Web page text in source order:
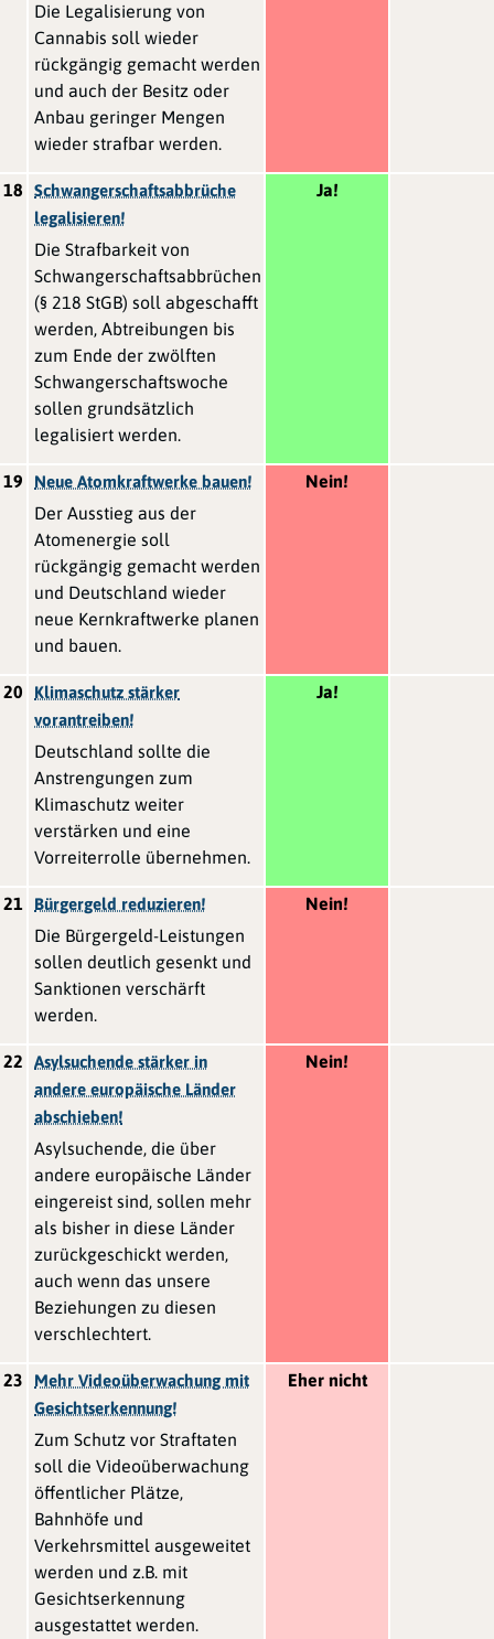
Die Legalisierung von
Cannabis soll wieder
rückgängig gemacht werden
und auch der Besitz oder
Anbau geringer Mengen
wieder strafbar werden.
18
Schwangerschaftsabbrüche
legalisieren!
Die Strafbarkeit von
Schwangerschaftsabbrüchen
(§ 218 StGB) soll abgeschafft
werden, Abtreibungen bis
zum Ende der zwölften
Schwangerschaftswoche
sollen grundsätzlich
legalisiert werden.
Ja!
19 Neue Atomkraftwerke bauen!
Der Ausstieg aus der
Atomenergie soll
rückgängig gemacht werden
und Deutschland wieder
neue Kernkraftwerke planen
und bauen.
Nein!
20
Klimaschutz stärker
vorantreiben!
Deutschland sollte die
Anstrengungen zum
Klimaschutz weiter
verstärken und eine
Vorreiterrolle übernehmen.
Ja!
21 Bürgergeld reduzieren!
Die Bürgergeld-Leistungen
sollen deutlich gesenkt und
Sanktionen verschärft
werden.
Nein!
22
Asylsuchende stärker in
andere europäische Länder
abschieben!
Asylsuchende, die über
andere europäische Länder
eingereist sind, sollen mehr
als bisher in diese Länder
zurückgeschickt werden,
auch wenn das unsere
Beziehungen zu diesen
verschlechtert.
Nein!
23
Mehr Videoüberwachung mit
Gesichtserkennung!
Zum Schutz vor Straftaten
soll die Videoüberwachung
öffentlicher Plätze,
Bahnhöfe und
Verkehrsmittel ausgeweitet
werden und z.B. mit
Gesichtserkennung
ausgestattet werden.
Eher nicht